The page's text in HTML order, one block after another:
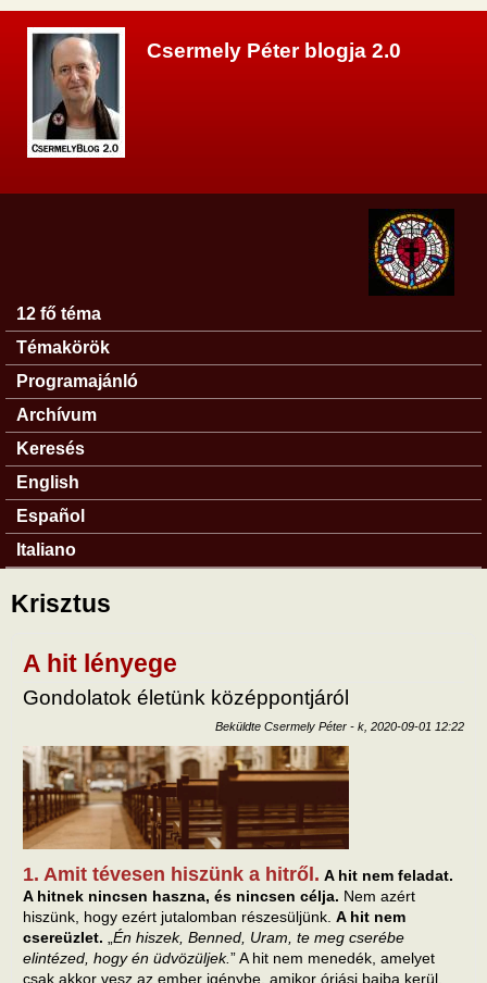
Csermely Péter blogja 2.0
Főmenü
12 fő téma
Témakörök
Programajánló
Archívum
Keresés
English
Español
Italiano
Krisztus
A hit lényege
Gondolatok életünk középpontjáról
Beküldte Csermely Péter - k, 2020-09-01 12:22
1. Amit tévesen hiszünk a hitről. A hit nem feladat.
A hitnek nincsen haszna, és nincsen célja. Nem azért
hiszünk, hogy ezért jutalomban részesüljünk. A hit nem
csereüzlet. „Én hiszek, Benned, Uram, te meg cserébe
elintézed, hogy én üdvözüljek.” A hit nem menedék, amelyet
csak akkor vesz az ember igénybe, amikor óriási bajba kerül.